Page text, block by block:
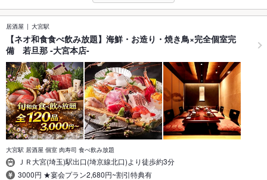
居酒屋 大宮駅
【ネオ和食食べ飲み放題】海鮮・お造り・焼き鳥×完全個室完
備 若旦那 -大宮本店-
大宮駅 居酒屋 個室 肉寿司 食べ飲み放題
ＪＲ大宮(埼玉)駅出口(埼京線北口)より徒歩約3分
3000円 ★宴会プラン2,680円~割引特典有